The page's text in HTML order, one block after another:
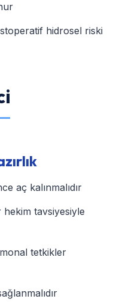
hidrosel riski
aç kalınmalıdır
hekim tavsiyesiyle
tetkikler